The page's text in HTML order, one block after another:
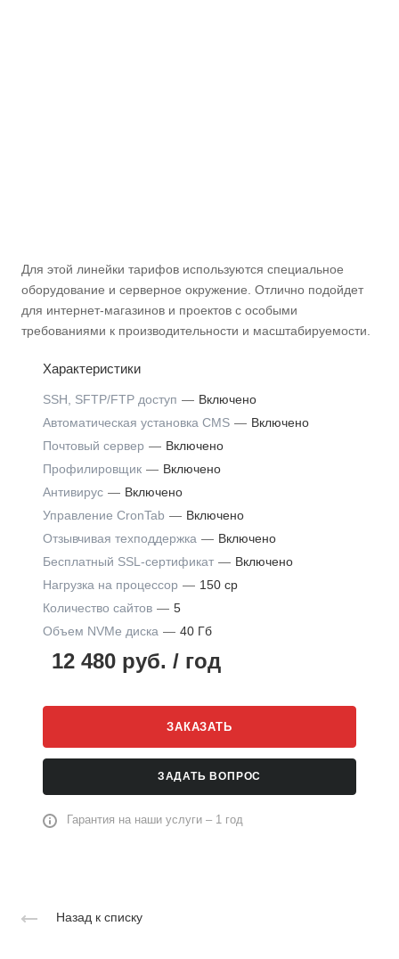
Для этой линейки тарифов используются специальное
оборудование и серверное окружение. Отлично подойдет
для интернет-магазинов и проектов с особыми
требованиями к производительности и масштабируемости.
Характеристики
SSH, SFTP/FTP доступ — Включено
Автоматическая установка CMS — Включено
Почтовый сервер — Включено
Профилировщик — Включено
Антивирус — Включено
Управление CronTab — Включено
Отзывчивая техподдержка — Включено
Бесплатный SSL-сертификат — Включено
Нагрузка на процессор — 150 cp
Количество сайтов — 5
Объем NVMe диска — 40 Гб
12 480 руб. / год
ЗАКАЗАТЬ
ЗАДАТЬ ВОПРОС
Гарантия на наши услуги – 1 год
Назад к списку